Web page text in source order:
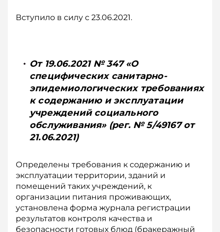
Вступило в силу с 23.06.2021.
От 19.06.2021 № 347 «О
специфических санитарно-
эпидемиологических требованиях
к содержанию и эксплуатации
учреждений социального
обслуживания» (рег. № 5/49167 от
21.06.2021)
Определены требования к содержанию и
эксплуатации территории, зданий и
помещений таких учреждений, к
организации питания проживающих,
установлена форма журнала регистрации
результатов контроля качества и
безопасности готовых блюд (бракеражный